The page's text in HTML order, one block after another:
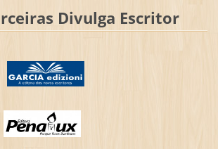
Divulga Escritor